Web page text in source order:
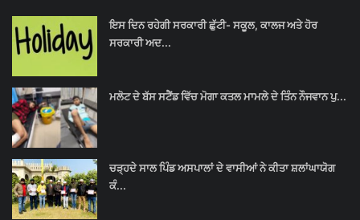
ਇਸ ਦਿਨ ਰਹੇਗੀ ਸਰਕਾਰੀ ਛੁੱਟੀ- ਸਕੂਲ, ਕਾਲਜ ਅਤੇ ਹੋਰ
ਸਰਕਾਰੀ ਅਦ...
ਮਲੋਟ ਦੇ ਬੱਸ ਸਟੈਂਡ ਵਿੱਚ ਮੋਗਾ ਕਤਲ ਮਾਮਲੇ ਦੇ ਤਿੰਨ ਨੌਜਵਾਨ ਪੁ...
ਚੜ੍ਹਦੇ ਸਾਲ ਪਿੰਡ ਅਸਪਾਲਾਂ ਦੇ ਵਾਸੀਆਂ ਨੇ ਕੀਤਾ ਸ਼ਲਾਂਘਾਯੋਗ
ਕੰ...